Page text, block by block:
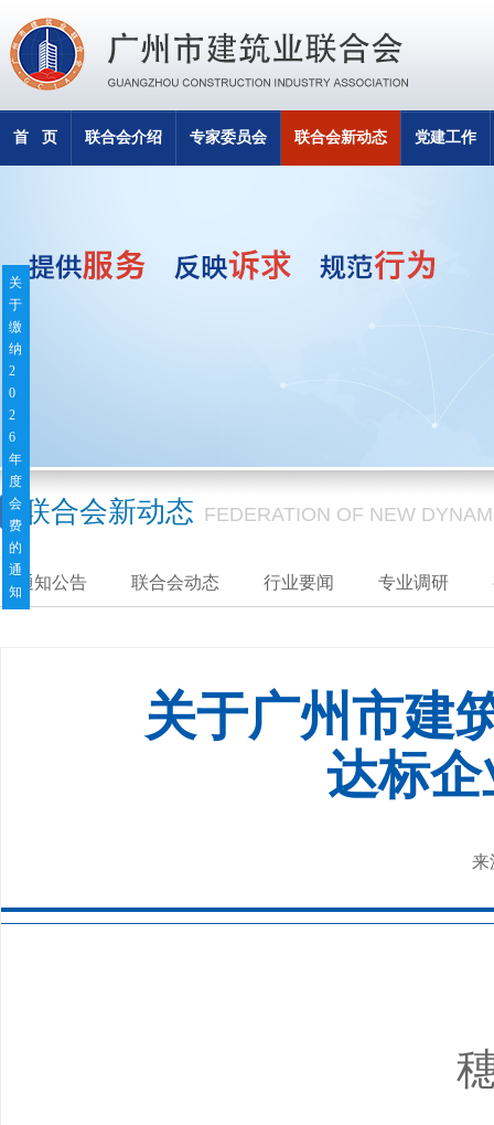
首 页 联合会介绍 专家委员会 联合会新动态 党建工作
联合会新动态 FEDERATION OF NEW
通知公告 联合会动态 行业要闻 专业调研
关于广州市建
达标
来
关
于
缴
纳
2
0
2
6
年
度
会
费
的
通
知